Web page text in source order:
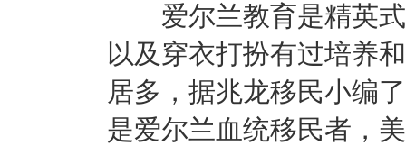
爱尔兰教育是精英式
以及穿衣打扮有过培养
居多，据兆龙移民小编
是爱尔兰血统移民者，